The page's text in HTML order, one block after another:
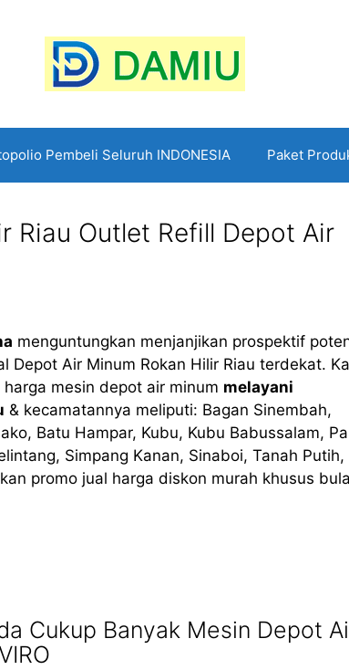
Pembeli Seluruh INDONESIA Paket
Riau Outlet Refill Depot Air
menguntungkan menjanjikan prospektif
Air Minum Rokan Hilir Riau terdekat.
mesin depot air minum melayani
& kecamatannya meliputi: Bagan Sinembah,
Batu Hampar, Kubu, Kubu Babussalam,
Simpang Kanan, Sinaboi, Tanah Putih,
promo jual harga diskon murah khusus
Cukup Banyak Mesin Depot